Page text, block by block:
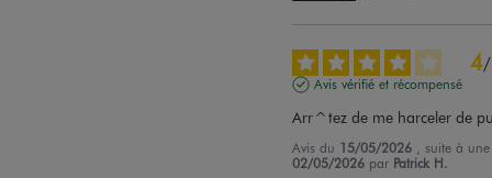
4/
Avis vérifié et récompensé
Arr^tez de me harceler de
Avis du 15/05/2026
, suite à
02/05/2026 par Patrick H.